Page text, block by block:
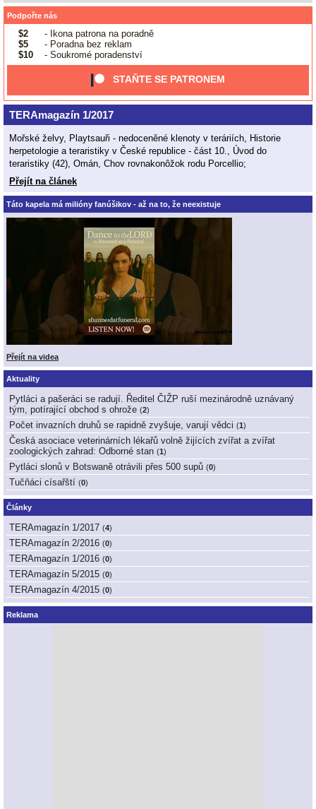
Podpořte nás
$2
- Ikona patrona na poradně
$5
- Poradna bez reklam
$10
- Soukromé poradenství
STAŇTE SE PATRONEM
TERAmagazín 1/2017
Mořské želvy, Playtsauři - nedoceněné klenoty v teráriích, Historie
herpetologie a teraristiky v České republice - část 10., Úvod do
teraristiky (42), Omán, Chov rovnakonôžok rodu Porcellio;
Přejít na článek
Táto kapela má milióny fanúšikov - až na to, že neexistuje
Přejít na videa
Aktuality
Pytláci a pašeráci se radují. Ředitel ČIŽP ruší mezinárodně uznávaný
tým, potírající obchod s ohrože (2)
Počet invazních druhů se rapidně zvyšuje, varují vědci (1 )
Česká asociace veterinárních lékařů volně žijících zvířat a zvířat
zoologických zahrad: Odborné stan (1 )
Pytláci slonů v Botswaně otrávili přes 500 supů (0)
Tučňáci císařští (0)
Články
TERAmagazín 1/2017 (4)
TERAmagazín 2/2016 (0)
TERAmagazín 1/2016 (0)
TERAmagazín 5/2015 (0)
TERAmagazín 4/2015 (0)
Reklama